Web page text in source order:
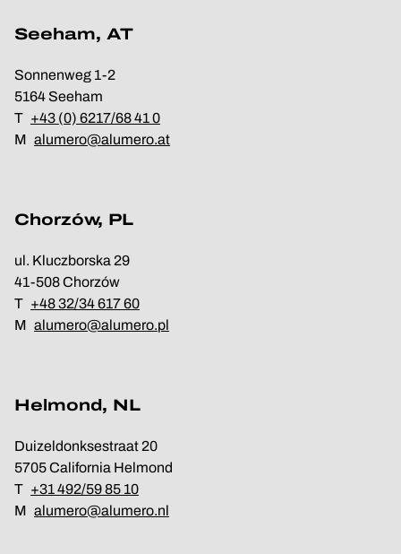
Seeham, AT
Sonnenweg 1-2
5164 Seeham
T +43 (0) 6217/68 41 0
M alumero@alumero.at
Chorzów, PL
ul. Kluczborska 29
41-508 Chorzów
T +48 32/34 617 60
M alumero@alumero.pl
Helmond, NL
Duizeldonksestraat 20
5705 California Helmond
T +31 492/59 85 10
M alumero@alumero.nl